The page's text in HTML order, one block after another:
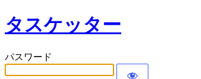
タスケッター
パスワード